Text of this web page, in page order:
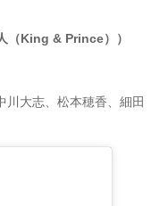
（King & Prince））
川大志、松本穂香、細田